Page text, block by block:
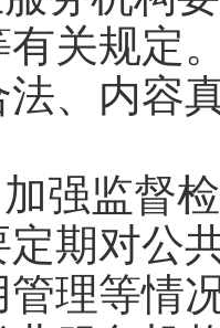
关规定
法、内容
加强监督
期对公
管理等情